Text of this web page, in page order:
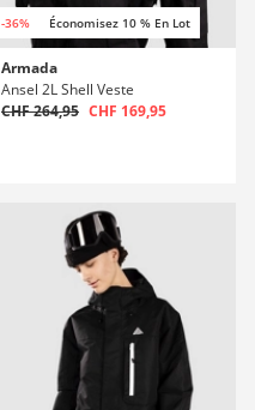
-36% Économisez 10 % En Lot
Armada
Ansel 2L Shell Veste
CHF 264,95 CHF 169,95